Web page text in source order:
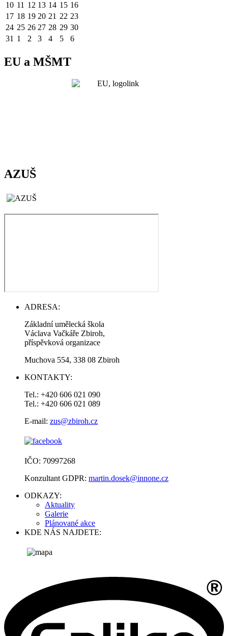
10 11 12 13 14 15 16
17 18 19 20 21 22 23
24 25 26 27 28 29 30
31 1 2 3 4 5 6
EU a MŠMT
AZUŠ
ADRESA:
Základní umělecká škola
Václava Vačkáře Zbiroh,
příspěvková organizace
Muchova 554, 338 08 Zbiroh
KONTAKTY:
Tel.: +420 606 021 090
Tel.: +420 606 021 089
E-mail: zus@zbiroh.cz
IČO: 70997268
Konzultant GDPR: martin.dosek@innone.cz
ODKAZY:
Aktuality
Galerie
Plánované akce
KDE NÁS NAJDETE: